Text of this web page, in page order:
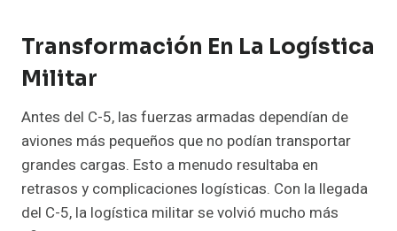
Transformación En La Logística
Militar
Antes del C-5, las fuerzas armadas dependían de
aviones más pequeños que no podían transportar
grandes cargas. Esto a menudo resultaba en
retrasos y complicaciones logísticas. Con la llegada
del C-5, la logística militar se volvió mucho más